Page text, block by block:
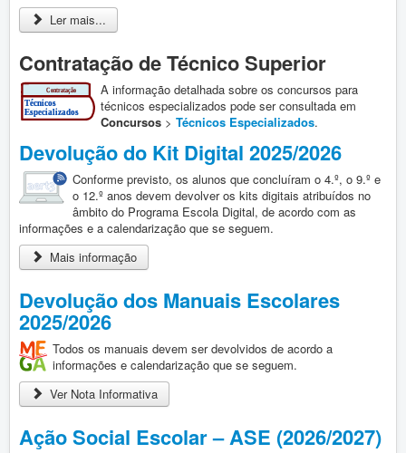
Ler mais...
Contratação de Técnico Superior
A informação detalhada sobre os concursos para
técnicos especializados pode ser consultada em
Concursos > Técnicos Especializados.
Devolução do Kit Digital 2025/2026
Conforme previsto, os alunos que concluíram o 4.º, o 9.º e
o 12.º anos devem devolver os kits digitais atribuídos no
âmbito do Programa Escola Digital, de acordo com as
informações e a calendarização que se seguem.
Mais informação
Devolução dos Manuais Escolares
2025/2026
Todos os manuais devem ser devolvidos de acordo a
informações e calendarização que se seguem.
Ver Nota Informativa
Ação Social Escolar – ASE (2026/2027)